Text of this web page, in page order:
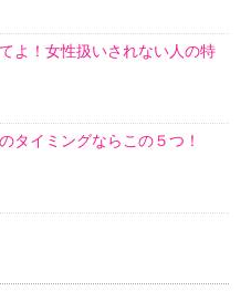
よ！女性扱いされない人の特
タイミングならこの５つ！